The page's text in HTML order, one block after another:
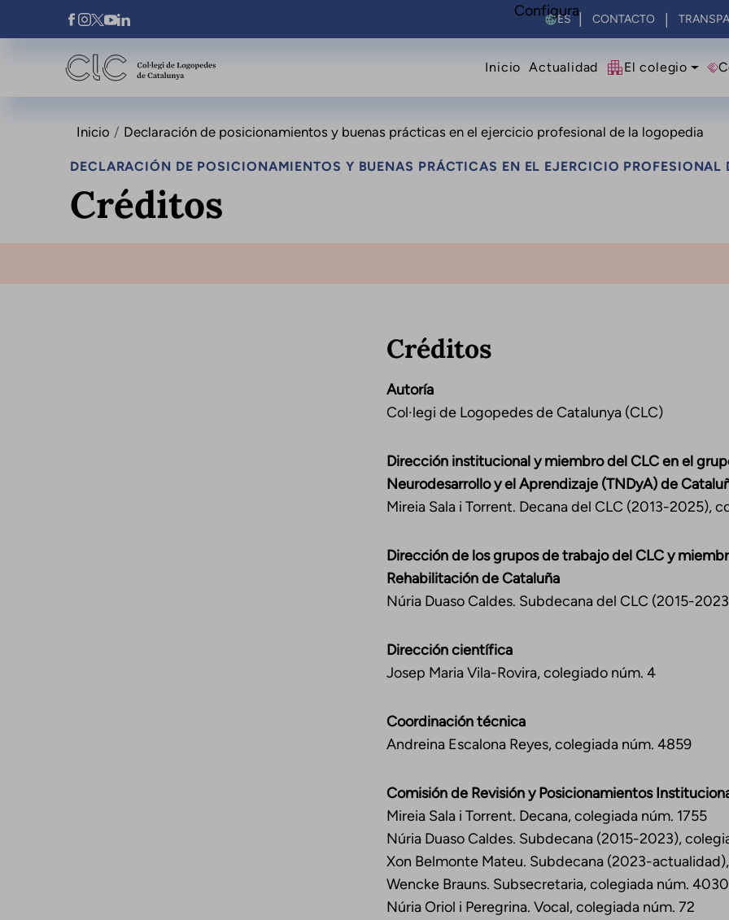
Pasar al contenido principal
Xarxes Socials Select your language
CONTACTO
Navegació principal
Inicio Actualidad El colegio
Inicio Declaración de posicionamientos y buenas prácticas en el ejercicio profesional de la logopedia
DECLARACIÓN DE POSICIONAMIENTOS Y BUENAS PRÁCTICAS EN EL EJERCICIO PROFESIONAL
Créditos
Créditos
Autoría
Col·legi de Logopedes de Catalunya (CLC)
Dirección institucional y miembro del CLC en el
Neurodesarrollo y el Aprendizaje (TNDyA) de
Mireia Sala i Torrent. Decana del CLC (2013-2025),
Dirección de los grupos de trabajo del CLC y
Rehabilitación de Cataluña
Núria Duaso Caldes. Subdecana del CLC (2015-
Dirección científica
Josep Maria Vila-Rovira, colegiado núm. 4
Coordinación técnica
Andreina Escalona Reyes, colegiada núm. 4859
Comisión de Revisión y Posicionamientos
Mireia Sala i Torrent. Decana, colegiada núm. 1755
Núria Duaso Caldes. Subdecana (2015-2023),
Xon Belmonte Mateu. Subdecana (2023-
Wencke Brauns. Subsecretaria, colegiada núm. 4030
Núria Oriol i Peregrina. Vocal, colegiada núm. 72
Configura